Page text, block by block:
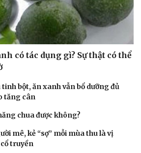
Đọc truyện đêm khuya
Cửa sổ tình yêu
Kể chuyện cho bé
Hạt giống tâm hồn
có tác dụng gì? Sự thật có thể
tinh bột, ăn xanh vẫn bổ dưỡng đủ
tăng cân
chua được không?
mê, kẻ “sợ” mỗi mùa thu là vị
truyền